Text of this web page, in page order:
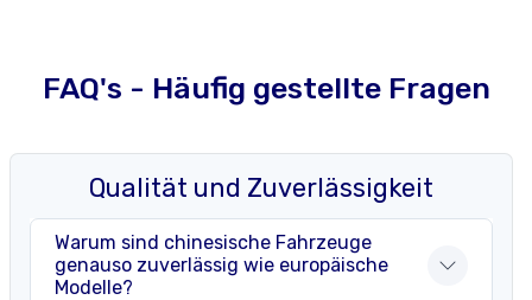
FAQ's - Häufig gestellte Fragen
Qualität und Zuverlässigkeit
Warum sind chinesische Fahrzeuge
genauso zuverlässig wie europäische
Modelle?